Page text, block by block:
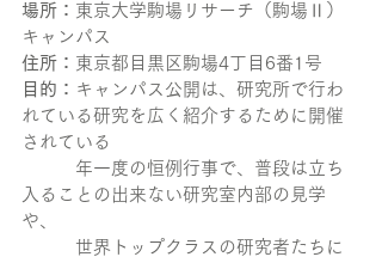
場所： 東京大学駒場リサーチ（駒場Ⅱ）
キャンパス
住所： 東京都目黒区駒場4丁目6番1号
目的： キャンパス公開は、研究所で行わ
れている研究を広く紹介するために開催
されている
年一度の恒例行事で、普段は立ち
入ることの出来ない研究室内部の見学
や、
世界トップクラスの研究者たちに